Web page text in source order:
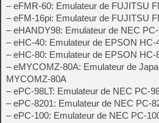
– eFMR-60: Emulateur de FUJITSU
– eFM-16pi: Emulateur de FUJITSU
– eHANDY98: Emulateur de NEC
– eHC-40: Emulateur de EPSON HC-
– eHC-80: Emulateur de EPSON HC-
– eMYCOMZ-80A: Emulateur de
MYCOMZ-80A
– ePC-98LT: Emulateur de NEC PC-
– ePC-8201: Emulateur de NEC PC-
– ePC-100: Emulateur de NEC PC-